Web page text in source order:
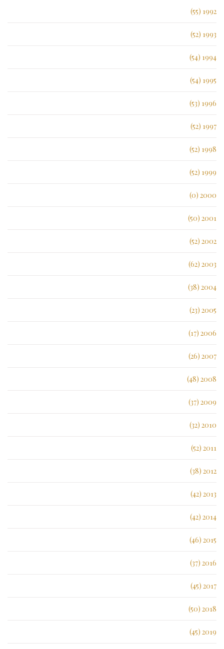
1992 (55)
1993 (52)
1994 (54)
1995 (54)
1996 (53)
1997 (52)
1998 (52)
1999 (52)
2000 (0)
2001 (50)
2002 (52)
2003 (62)
2004 (38)
2005 (23)
2006 (17)
2007 (26)
2008 (48)
2009 (37)
2010 (32)
2011 (52)
2012 (38)
2013 (42)
2014 (42)
2015 (46)
2016 (37)
2017 (45)
2018 (50)
2019 (45)